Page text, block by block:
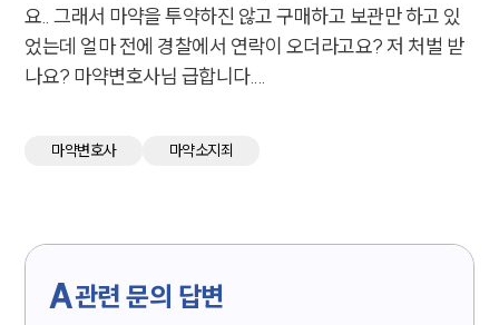
요.. 그래서 마약을 투약하진 않고 구매하고 보관만 하고 있
었는데 얼마 전에 경찰에서 연락이 오더라고요? 저 처벌 받
나요? 마약변호사님 급합니다....
마약변호사 마약소지죄
A관련 문의 답변